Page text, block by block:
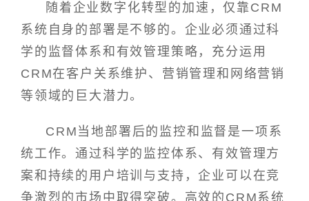
随着企业数字化转型的加速，仅靠CRM
系统自身的部署是不够的。企业必须通过科
学的监督体系和有效管理策略，充分运用
CRM在客户关系维护、营销管理和网络营销
等领域的巨大潜力。
CRM当地部署后的监控和监督是一项系
统工作。通过科学的监控体系、有效管理方
案和持续的用户培训与支持，企业可以在竞
争激烈的市场中取得突破。高效的CRM系统